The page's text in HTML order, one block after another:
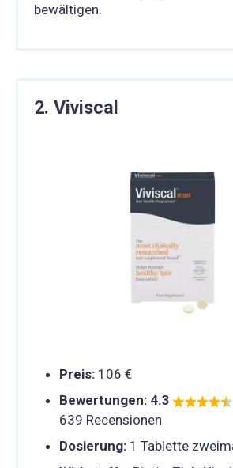
bewältigen.
2. Viviscal
Preis: 106 €
Bewertungen: 4.3
639 Recensionen
Dosierung: 1 Tablette